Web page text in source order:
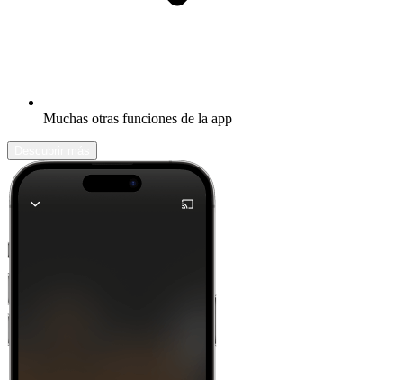
Muchas otras funciones de la app